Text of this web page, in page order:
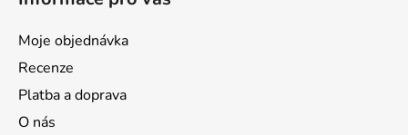
Moje objednávka
Recenze
Platba a doprava
O nás